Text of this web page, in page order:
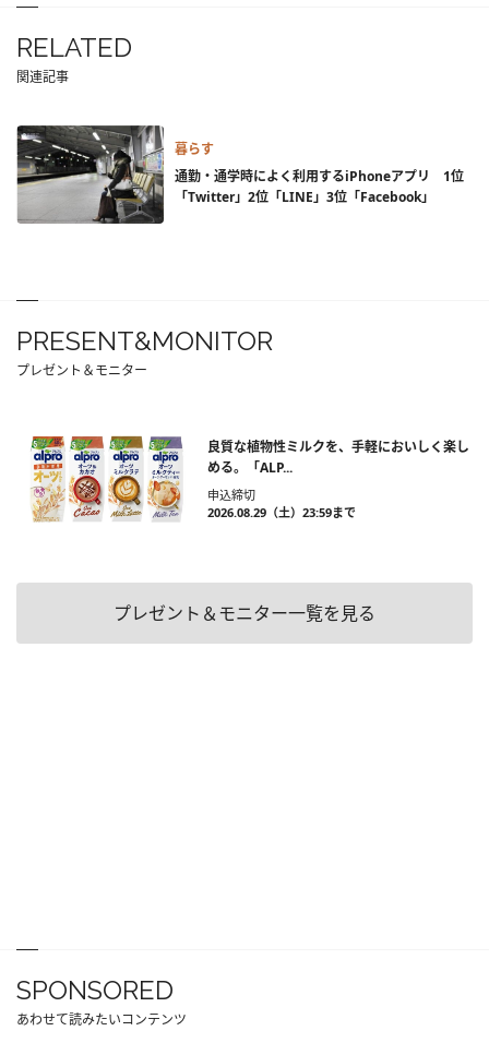
RELATED
関連記事
暮らす
通勤・通学時によく利用するiPhoneアプリ 1位
「Twitter」2位「LINE」3位「Facebook」
PRESENT&MONITOR
プレゼント＆モニター
良質な植物性ミルクを、手軽においしく楽し
める。「ALP...
申込締切
2026.08.29（土）23:59まで
プレゼント＆モニター一覧を見る
SPONSORED
あわせて読みたいコンテンツ